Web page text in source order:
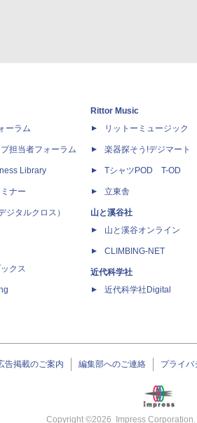
ーラム
担当者フォーラム
Library
ナー
ジタルクロス）
クス
Rittor Music
リットーミュージック
楽器探そう!デジマート
TシャツPOD T-OD
立東舎
山と溪谷社
山と溪谷オンライン
CLIMBING-NET
近代科学社
近代科学社Digital
告掲載のご案内 編集部へのご連絡 プライバ
Copyright ©2026 Impress